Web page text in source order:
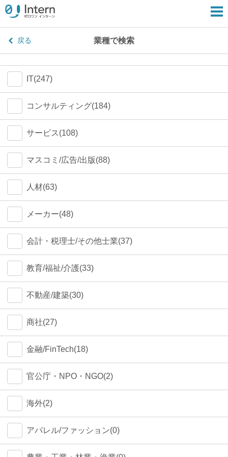
戻る 業種で検索
IT(247)
コンサルティング(184)
サービス(108)
マスコミ/広告/出版(88)
人材(63)
メーカー(48)
会計・税理士/その他士業(37)
教育/福祉/介護(33)
不動産/建築(30)
商社(27)
金融/FinTech(18)
官公庁・NPO・NGO(2)
海外(2)
アパレル/ファッション(0)